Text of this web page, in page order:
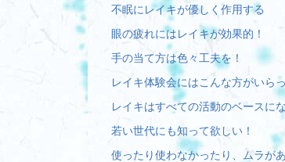
不眠にレイキが優しく作用する
眼の疲れにはレイキが効果的！
手の当て方は色々工夫を！
レイキ体験会にはこんな方がいら
レイキはすべての活動のベースに
若い世代にも知って欲しい！
使ったり使わなかったり、ムラが